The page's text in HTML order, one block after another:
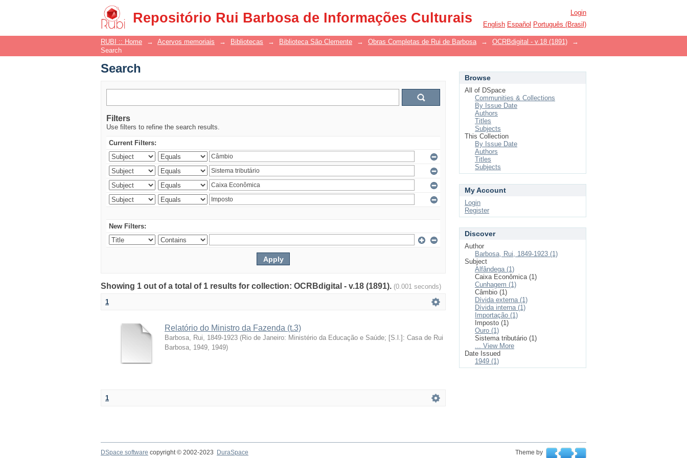
Repositório Rui Barbosa de Informações Culturais
Search
Login
English Español Português (Brasil)
RUBI :: Home → Acervos memoriais → Bibliotecas → Biblioteca São Clemente → Obras Completas de Rui de Barbosa → OCRBdigital - v.18 (1891)
→
Search
Search
Filters
Use filters to refine the search results.
Current Filters:
New Filters:
Showing 1 out of a total of 1 results for collection: OCRBdigital - v.18 (1891). (0.001 seconds)
1
Relatório do Ministro da Fazenda (t.3)
Barbosa, Rui, 1849-1923 (Rio de Janeiro: Ministério da Educação e Saúde; [S.l.]: Casa de Rui
Barbosa, 1949, 1949)
1
Browse
All of DSpace
Communities & Collections
By Issue Date
Authors
Titles
Subjects
This Collection
By Issue Date
Authors
Titles
Subjects
My Account
Login
Register
Discover
Author
Barbosa, Rui, 1849-1923 (1)
Subject
Alfândega (1)
Caixa Econômica (1)
Cunhagem (1)
Câmbio (1)
Dívida externa (1)
Dívida interna (1)
Importação (1)
Imposto (1)
Ouro (1)
Sistema tributário (1)
... View More
Date Issued
1949 (1)
DSpace software copyright © 2002-2023 DuraSpace Theme by